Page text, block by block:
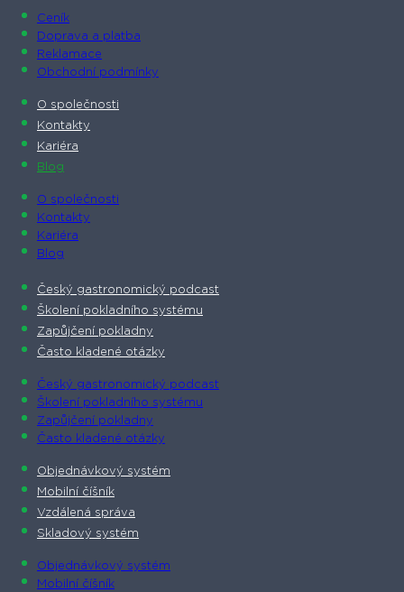
Ceník
Doprava a platba
Reklamace
Obchodní podmínky
O společnosti​
Kontakty
Kariéra
Blog
O společnosti​
Kontakty
Kariéra
Blog
Český gastronomický podcast​
Školení pokladního systému
Zapůjčení pokladny
Často kladené otázky
Český gastronomický podcast​
Školení pokladního systému
Zapůjčení pokladny
Často kladené otázky
Objednávkový systém
Mobilní číšník
Vzdálená správa
Skladový systém
Objednávkový systém
Mobilní číšník